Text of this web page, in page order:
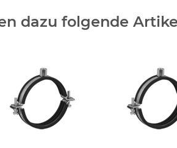
dazu folgende